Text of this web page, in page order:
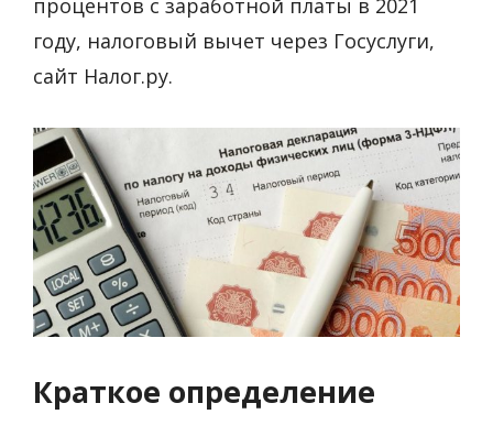
процентов с заработной платы в 2021
году, налоговый вычет через Госуслуги,
сайт Налог.ру.
Краткое определение